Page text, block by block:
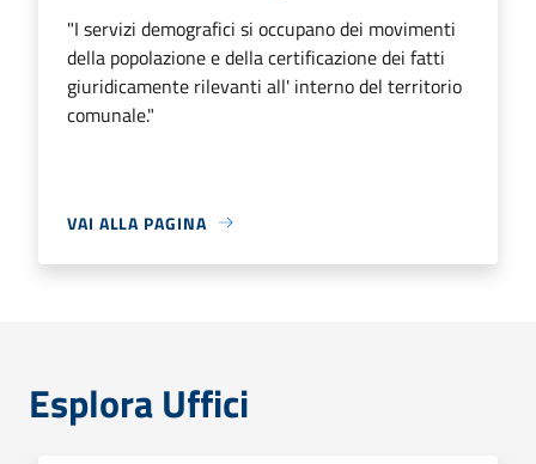
"I servizi demografici si occupano dei movimenti
della popolazione e della certificazione dei fatti
giuridicamente rilevanti all' interno del territorio
comunale."
VAI ALLA PAGINA
Esplora Uffici